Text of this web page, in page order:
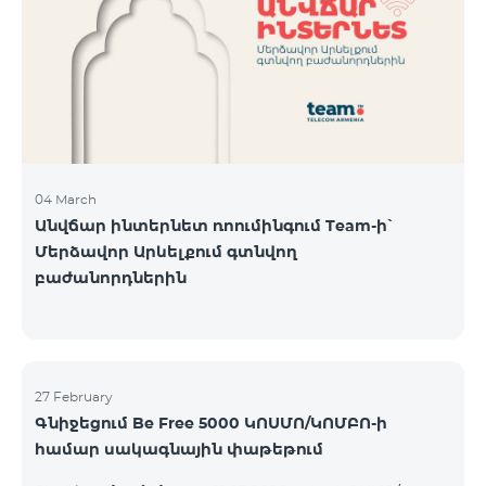
Կիրակի-08․03 Երևան Կենտրոն Իսակովի
պողոտա 3/7 09:00-18:00 09:00-18:00 10:00-19:00
Երևան Կենտրոն Խորենացու փողոց 26/26 09:00-
04 March
Անվճար ինտերնետ ռոումինգում Team-ի՝
Մերձավոր Արևելքում գտնվող
բաժանորդներին
27 February
Գնիջեցում Be Free 5000 ԿՈՍՄՈ/ԿՈՄԲՈ-ի
համար սակագնային փաթեթում